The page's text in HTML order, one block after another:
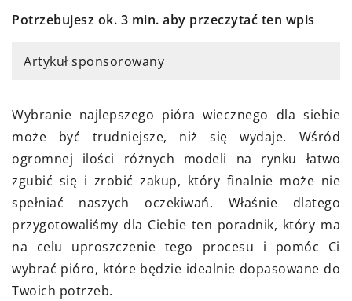
Potrzebujesz ok. 3 min. aby przeczytać ten wpis
Artykuł sponsorowany
Wybranie najlepszego pióra wiecznego dla siebie
może być trudniejsze, niż się wydaje. Wśród
ogromnej ilości różnych modeli na rynku łatwo
zgubić się i zrobić zakup, który finalnie może nie
spełniać naszych oczekiwań. Właśnie dlatego
przygotowaliśmy dla Ciebie ten poradnik, który ma
na celu uproszczenie tego procesu i pomóc Ci
wybrać pióro, które będzie idealnie dopasowane do
Twoich potrzeb.